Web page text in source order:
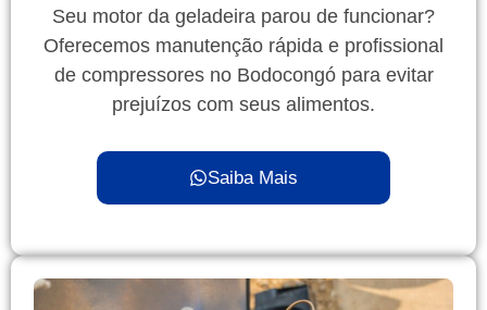
Seu motor da geladeira parou de funcionar?
Oferecemos manutenção rápida e profissional
de compressores no Bodocongó para evitar
prejuízos com seus alimentos.
Saiba Mais